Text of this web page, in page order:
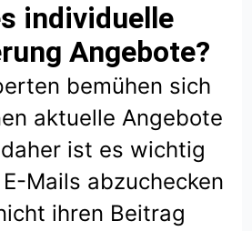
individuelle
Angebote?
bemühen sich
aktuelle Angebote
ist es wichtig
Mails abzuchecken
ihren Beitrag